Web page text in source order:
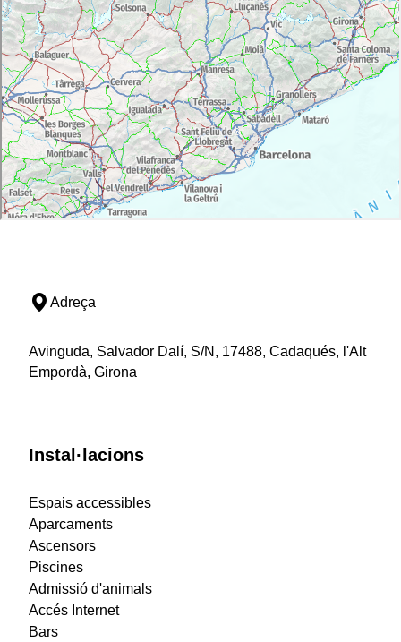
Adreça
Avinguda, Salvador Dalí, S/N, 17488, Cadaqués, l'Alt
Empordà, Girona
Instal·lacions
Espais accessibles
Aparcaments
Ascensors
Piscines
Admissió d'animals
Accés Internet
Bars